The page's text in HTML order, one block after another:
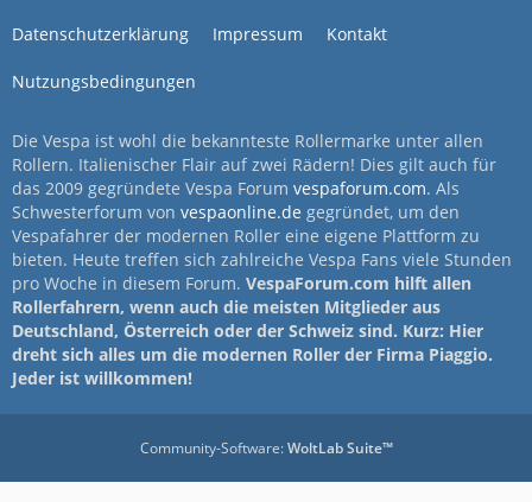
Datenschutzerklärung Impressum Kontakt
Nutzungsbedingungen
Die Vespa ist wohl die bekannteste Rollermarke unter allen
Rollern. Italienischer Flair auf zwei Rädern! Dies gilt auch für
das 2009 gegründete Vespa Forum vespaforum.com. Als
Schwesterforum von vespaonline.de gegründet, um den
Vespafahrer der modernen Roller eine eigene Plattform zu
bieten. Heute treffen sich zahlreiche Vespa Fans viele Stunden
pro Woche in diesem Forum. VespaForum.com hilft allen
Rollerfahrern, wenn auch die meisten Mitglieder aus
Deutschland, Österreich oder der Schweiz sind. Kurz: Hier
dreht sich alles um die modernen Roller der Firma Piaggio.
Jeder ist willkommen!
Community-Software:WoltLab Suite™